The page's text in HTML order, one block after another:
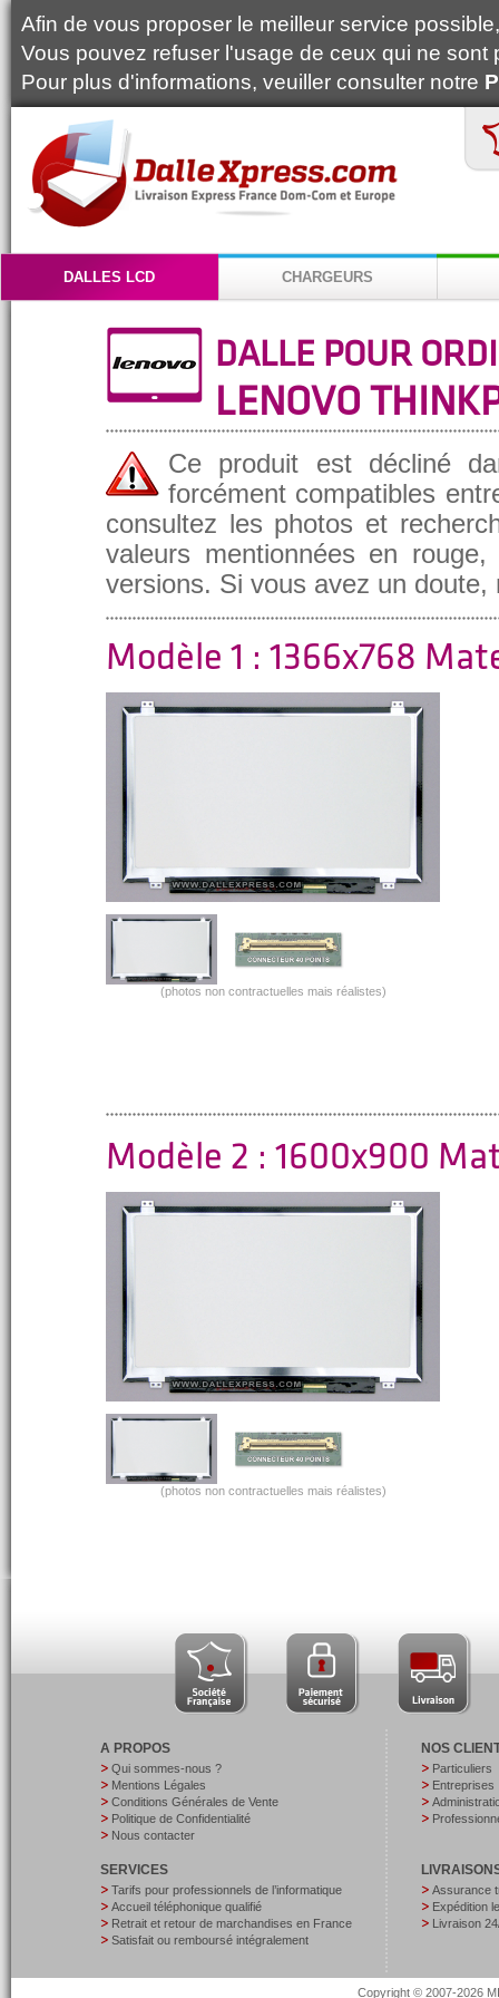
Afin de vous proposer le meilleur service
Vous pouvez refuser l'usage de ceux qui ne
Pour plus d'informations, veuiller consulter notre
DALLES LCD CHARGEURS
DALLE POUR
LENOVO
Ce produit est décliné
forcément compatibles
consultez les photos et
valeurs mentionnées en
versions. Si vous avez un
Modèle 1 : 1366x768
(photos non contractuelles mais réalistes)
Modèle 2 : 1600x900
(photos non contractuelles mais réalistes)
A PROPOS
Qui sommes-nous ?
Mentions Légales
Conditions Générales de Vente
Politique de Confidentialité
Nous contacter
SERVICES
Tarifs pour professionnels de l’informatique
Accueil téléphonique qualifié
Retrait et retour de marchandises en France
Satisfait ou remboursé intégralement
NOS
Particuliers
Entreprises
Assurance
Expédition
Livraison
Copyright © 2007-2026